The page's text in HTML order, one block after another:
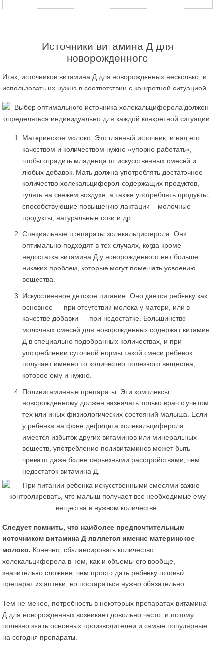
Источники витамина Д для
новорожденного
Итак, источников витамина Д для новорожденных несколько, и
использовать их нужно в соответствии с конкретной ситуацией.
Материнское молоко. Это главный источник, и над его
качеством и количеством нужно «упорно работать»,
чтобы оградить младенца от искусственных смесей и
любых добавок. Мать должна употреблять достаточное
количество холекальциферол-содержащих продуктов,
гулять на свежем воздухе, а также употреблять продукты,
способствующие повышению лактации – молочные
продукты, натуральные соки и др.
Специальные препараты холекальциферола. Они
оптимально подходят в тех случаях, когда кроме
недостатка витамина Д у новорожденного нет больше
никаких проблем, которые могут помешать усвоению
вещества.
Искусственное детское питание. Оно дается ребенку как
основное — при отсутствии молока у матери, или в
качестве добавки — при недостатке. Большинство
молочных смесей для новорожденных содержат витамин
Д в специально подобранных количествах, и при
употреблении суточной нормы такой смеси ребенок
получает именно то количество полезного вещества,
которое ему и нужно.
Поливитаминные препараты. Эти комплексы
новорожденному должен назначать только врач с учетом
тех или иных физиологических состояний малыша. Если
у ребенка на фоне дефицита холекальциферола
имеется избыток других витаминов или минеральных
веществ, употребление поливитаминов может быть
чревато даже более серьезными расстройствами, чем
недостаток витамина Д.
Следует помнить, что наиболее предпочтительным
источником витамина Д является именно материнское
молоко. Конечно, сбалансировать количество
холекальциферола в нем, как и объемы его вообще,
значительно сложнее, чем просто дать ребенку готовый
препарат из аптеки, но постараться нужно обязательно.
Тем не менее, потребность в некоторых препаратах витамина
Д для новорожденных возникает довольно часто, и потому
полезно знать основных производителей и самые популярные
на сегодня препараты.